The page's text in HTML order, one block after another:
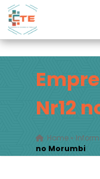
Nr12
Home»
no Morumbi